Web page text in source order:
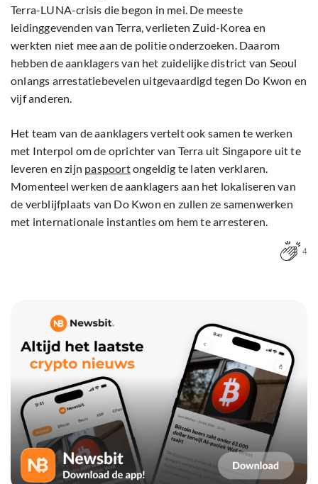
Terra-LUNA-crisis die begon in mei. De meeste
leidinggevenden van Terra, verlieten Zuid-Korea en
werkten niet mee aan de politie onderzoeken. Daarom
hebben de aanklagers van het zuidelijke district van Seoul
onlangs arrestatiebevelen uitgevaardigd tegen Do Kwon en
vijf anderen.
Het team van de aanklagers vertelt ook samen te werken
met Interpol om de oprichter van Terra uit Singapore uit te
leveren en zijn paspoortongeldig te laten verklaren.
Momenteel werken de aanklagers aan het lokaliseren van
de verblijfplaats van Do Kwon en zullen ze samenwerken
met internationale instanties om hem te arresteren.
4